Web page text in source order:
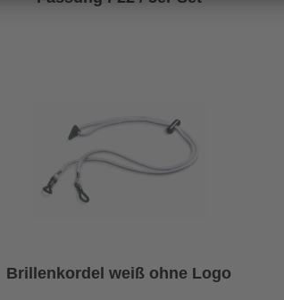
Brillenkordel weiß ohne Logo